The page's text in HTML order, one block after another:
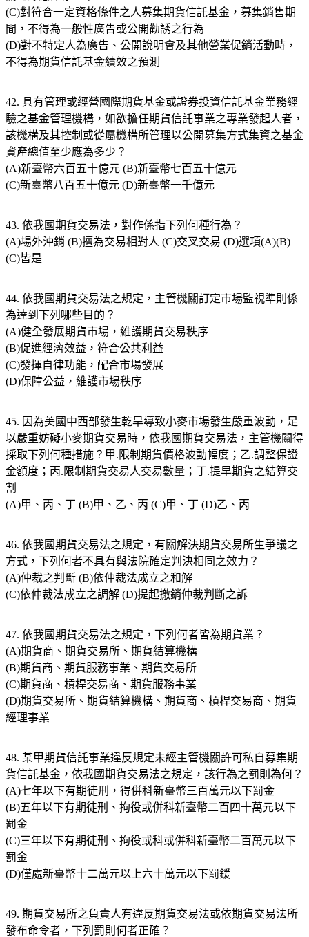
(C)對符合一定資格條件之人募集期貨信託基金，募集銷售期
間，不得為一般性廣告或公開勸誘之行為
(D)對不特定人為廣告、公開說明會及其他營業促銷活動時，
不得為期貨信託基金績效之預測
42. 具有管理或經營國際期貨基金或證券投資信託基金業務經
驗之基金管理機構，如欲擔任期貨信託事業之專業發起人者，
該機構及其控制或從屬機構所管理以公開募集方式集資之基金
資產總值至少應為多少？
(A)新臺幣六百五十億元 (B)新臺幣七百五十億元
(C)新臺幣八百五十億元 (D)新臺幣一千億元
43. 依我國期貨交易法，對作係指下列何種行為？
(A)場外沖銷 (B)擅為交易相對人 (C)交叉交易 (D)選項(A)(B)
(C)皆是
44. 依我國期貨交易法之規定，主管機關訂定市場監視準則係
為達到下列哪些目的？
(A)健全發展期貨市場，維護期貨交易秩序
(B)促進經濟效益，符合公共利益
(C)發揮自律功能，配合市場發展
(D)保障公益，維護市場秩序
45. 因為美國中西部發生乾旱導致小麥市場發生嚴重波動，足
以嚴重妨礙小麥期貨交易時，依我國期貨交易法，主管機關得
採取下列何種措施？甲.限制期貨價格波動幅度；乙.調整保證
金額度；丙.限制期貨交易人交易數量；丁.提早期貨之結算交
割
(A)甲、丙、丁 (B)甲、乙、丙 (C)甲、丁 (D)乙、丙
46. 依我國期貨交易法之規定，有關解決期貨交易所生爭議之
方式，下列何者不具有與法院確定判決相同之效力？
(A)仲裁之判斷 (B)依仲裁法成立之和解
(C)依仲裁法成立之調解 (D)提起撤銷仲裁判斷之訴
47. 依我國期貨交易法之規定，下列何者皆為期貨業？
(A)期貨商、期貨交易所、期貨結算機構
(B)期貨商、期貨服務事業、期貨交易所
(C)期貨商、槓桿交易商、期貨服務事業
(D)期貨交易所、期貨結算機構、期貨商、槓桿交易商、期貨
經理事業
48. 某甲期貨信託事業違反規定未經主管機關許可私自募集期
貨信託基金，依我國期貨交易法之規定，該行為之罰則為何？
(A)七年以下有期徒刑，得併科新臺幣三百萬元以下罰金
(B)五年以下有期徒刑、拘役或併科新臺幣二百四十萬元以下
罰金
(C)三年以下有期徒刑、拘役或科或併科新臺幣二百萬元以下
罰金
(D)僅處新臺幣十二萬元以上六十萬元以下罰鍰
49. 期貨交易所之負責人有違反期貨交易法或依期貨交易法所
發布命令者，下列罰則何者正確？